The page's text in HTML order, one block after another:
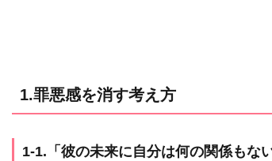
「彼
の
来
1.罪悪感を消す考え方
1-1.「彼の未来に自分は何の関係もない